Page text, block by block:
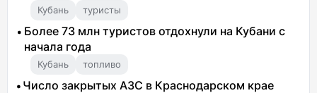
Кубань туристы
Более 73 млн туристов отдохнули на Кубани с
начала года
Кубань топливо
Число закрытых АЗС в Краснодарском крае